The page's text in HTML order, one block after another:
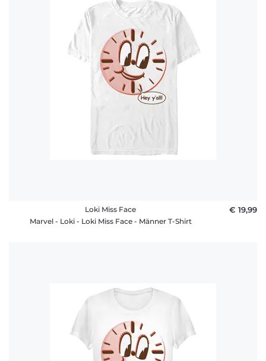
Loki Miss Face
Marvel - Loki - Loki Miss Face - Männer T-Shirt
€ 19,99